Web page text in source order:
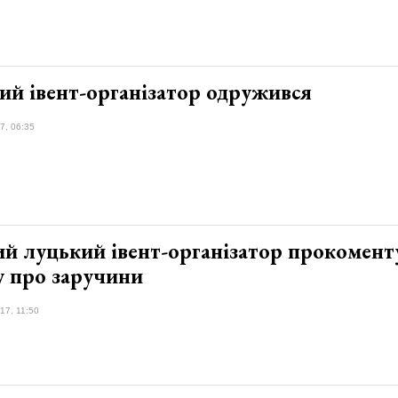
івент-організатор одружився
06:35
луцький івент-організатор
про заручини
11:50